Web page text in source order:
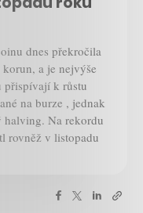
dnes překročila
a je nejvýše
přispívají k růstu
na burze , jednak
Na rekordu
rovněž v listopadu